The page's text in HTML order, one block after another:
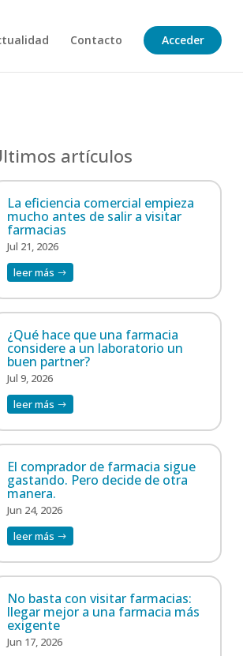
Contacto Acceder
artículos
La eficiencia comercial empieza
mucho antes de salir a visitar
farmacias
Jul 21, 2026
leer más
¿Qué hace que una farmacia
considere a un laboratorio un
buen partner?
Jul 9, 2026
leer más
El comprador de farmacia sigue
gastando. Pero decide de otra
manera.
Jun 24, 2026
leer más
No basta con visitar farmacias:
llegar mejor a una farmacia más
exigente
Jun 17, 2026